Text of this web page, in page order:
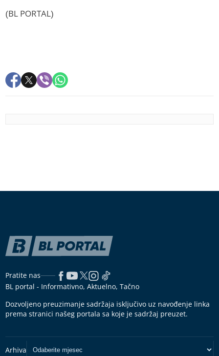
(BL PORTAL)
Pratite nas
BL portal - Informativno, Aktuelno, Tačno
Dozvoljeno preuzimanje sadržaja isključivo uz navođenje linka
prema stranici našeg portala sa koje je sadržaj preuzet.